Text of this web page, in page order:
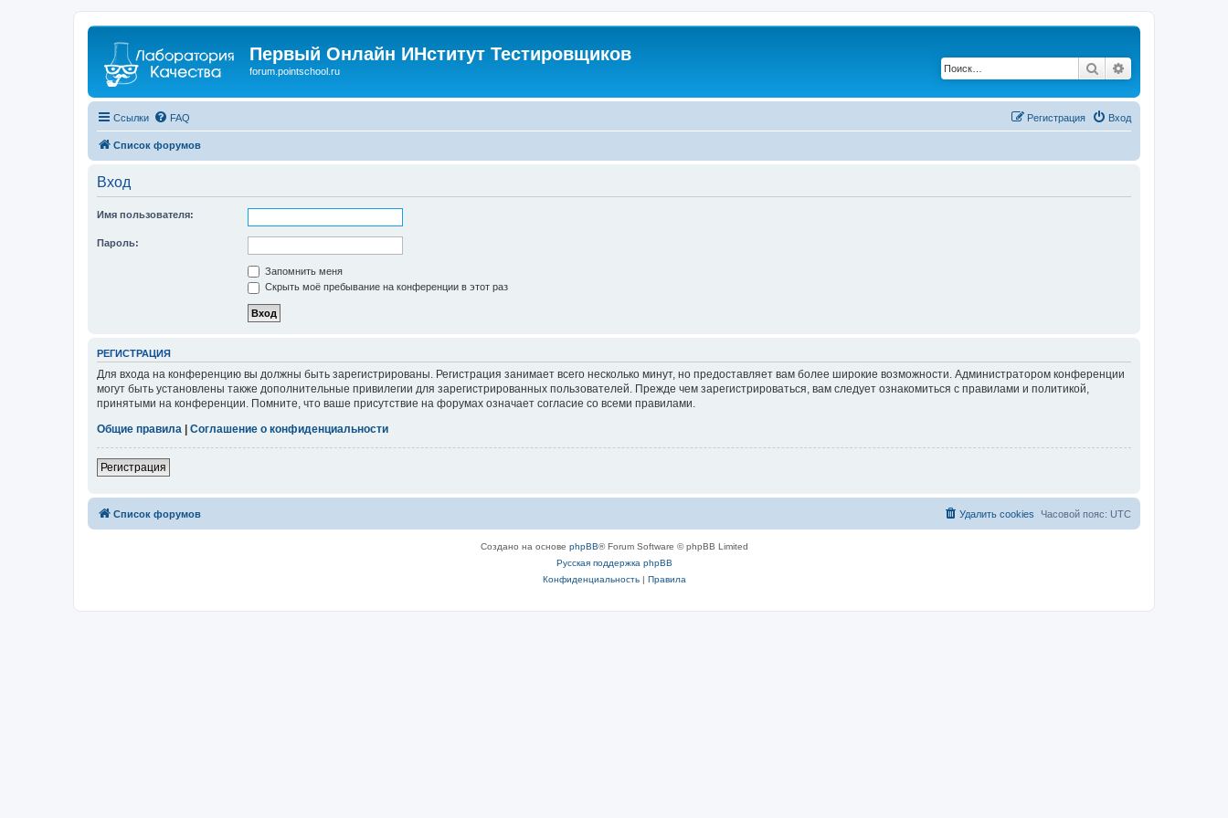
Первый Онлайн ИНститут Тестировщиков
forum.pointschool.ru Поиск
Ссылки FAQ Вход
Регистрация
Список форумов
Вход
Имя пользователя:
Пароль:
Запомнить меня
Скрыть моё пребывание на конференции в этот раз
РЕГИСТРАЦИЯ
Для входа на конференцию вы должны быть зарегистрированы. Регистрация занимает всего несколько минут, но предоставляет вам более широкие возможности. Администратором конференции
могут быть установлены также дополнительные привилегии для зарегистрированных пользователей. Прежде чем зарегистрироваться, вам следует ознакомиться с правилами и политикой,
принятыми на конференции. Помните, что ваше присутствие на форумах означает согласие со всеми правилами.
Общие правила
Соглашение о конфиденциальности
Регистрация
Список форумов Часовой пояс: UTC
Удалить cookies
Создано на основе phpBB® Forum Software © phpBB Limited
Русская поддержка phpBB
Конфиденциальность| Правила